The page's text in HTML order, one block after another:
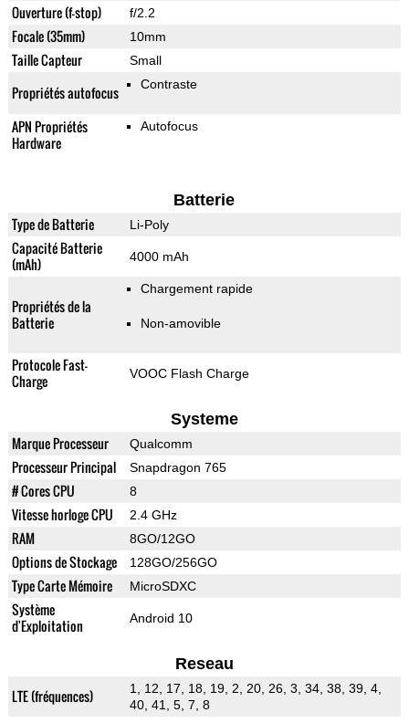
Ouverture (f-stop) f/2.2
Focale (35mm) 10mm
Taille Capteur Small
Propriétés autofocus Contraste
APN Propriétés
Hardware
Autofocus
Batterie
Type de Batterie Li-Poly
Capacité Batterie
(mAh)
4000 mAh
Propriétés de la
Batterie
Chargement rapide
Non-amovible
Protocole Fast-
Charge
VOOC Flash Charge
Systeme
Marque Processeur Qualcomm
Processeur Principal Snapdragon 765
# Cores CPU 8
Vitesse horloge CPU 2.4 GHz
RAM 8GO/12GO
Options de Stockage 128GO/256GO
Type Carte Mémoire MicroSDXC
Système
d'Exploitation
Android 10
Reseau
LTE (fréquences)
1, 12, 17, 18, 19, 2, 20, 26, 3, 34, 38, 39, 4,
40, 41, 5, 7, 8